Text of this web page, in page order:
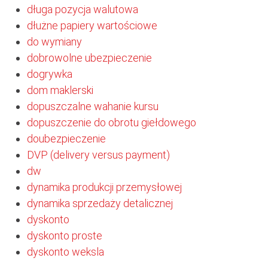
długa pozycja walutowa
dłużne papiery wartościowe
do wymiany
dobrowolne ubezpieczenie
dogrywka
dom maklerski
dopuszczalne wahanie kursu
dopuszczenie do obrotu giełdowego
doubezpieczenie
DVP (delivery versus payment)
dw
dynamika produkcji przemysłowej
dynamika sprzedaży detalicznej
dyskonto
dyskonto proste
dyskonto weksla